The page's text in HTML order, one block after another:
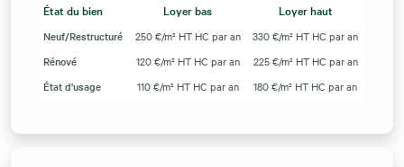
État du bien Loyer bas Loyer haut
Neuf/Restructuré 250 €/m² HT HC par an
330 €/m² HT HC par an
Rénové
120 €/m² HT HC par an
225 €/m² HT HC par an
État d'usage
110 €/m² HT HC par an 180 €/m² HT HC par an